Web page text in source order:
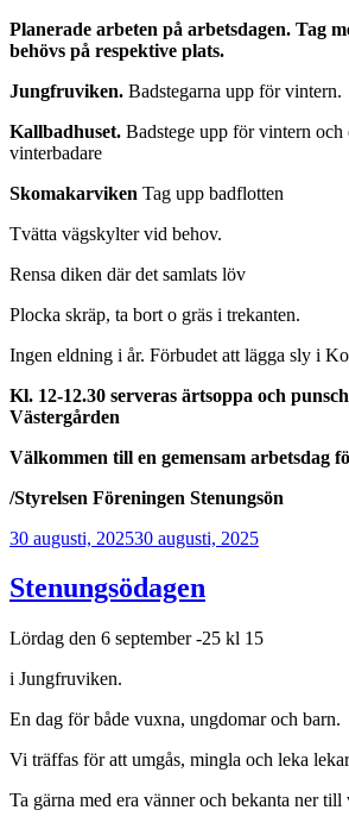
Planerade arbeten på arbetsdagen. Tag
behövs på respektive plats.
Jungfruviken. Badstegarna upp för vintern.
Kallbadhuset. Badstege upp för vintern och
vinterbadare
Skomakarviken Tag upp badflotten
Tvätta vägskylter vid behov.
Rensa diken där det samlats löv
Plocka skräp, ta bort o gräs i trekanten.
Ingen eldning i år. Förbudet att lägga sly i
Kl. 12-12.30 serveras ärtsoppa och
Västergården
Välkommen till en gemensam arbetsdag
/Styrelsen Föreningen Stenungsön
Publicerat
30 augusti, 202530 augusti, 2025
Stenungsödagen
Lördag den 6 september -25 kl 15
i Jungfruviken.
En dag för både vuxna, ungdomar och barn.
Vi träffas för att umgås, mingla och leka
Ta gärna med era vänner och bekanta ner till